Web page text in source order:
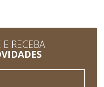
E RECEBA